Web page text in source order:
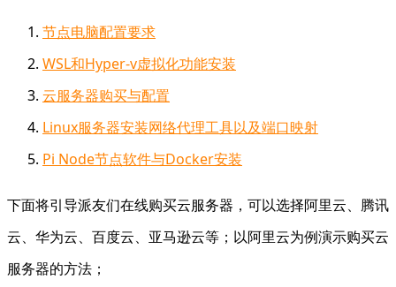
节点电脑配置要求
WSL和Hyper-v虚拟化功能安装
云服务器购买与配置
Linux服务器安装网络代理工具以及端口映射
Pi Node节点软件与Docker安装
下面将引导派友们在线购买云服务器，可以选择阿里云、腾讯
云、华为云、百度云、亚马逊云等；以阿里云为例演示购买云
服务器的方法；